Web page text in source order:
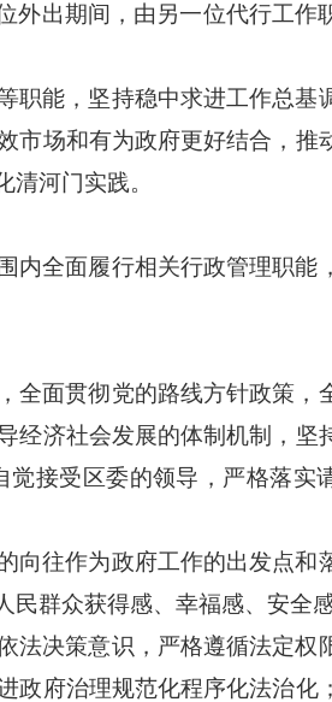
外出期间，由另一位代行工作
职能，坚持稳中求进工作总基
市场和有为政府更好结合，推
河门实践。
内全面履行相关行政管理职能
全面贯彻党的路线方针政策，
济社会发展的体制机制，坚
接受区委的领导，严格落实
向往作为政府工作的出发点和
群众获得感、幸福感、安全感
法决策意识，严格遵循法定权
政府治理规范化程序化法治化